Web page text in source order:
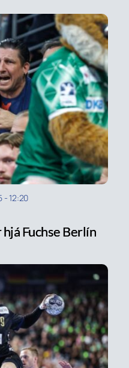
-12:20
Fuchse Berlín